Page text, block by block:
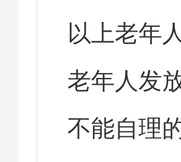
以上老年
老年人发
不能自理